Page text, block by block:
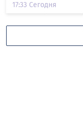
17:33 Сегодня